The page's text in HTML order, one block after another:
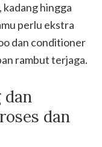
kadang hingga
perlu ekstra
dan conditioner
rambut terjaga.
dan
dan